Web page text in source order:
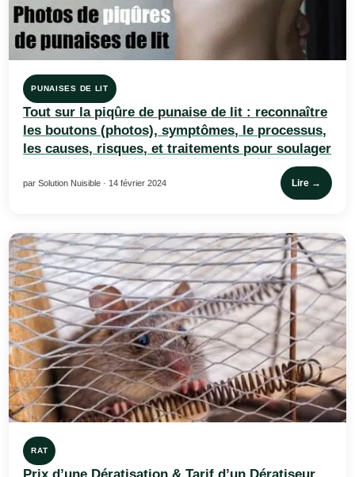
PUNAISES DE LIT
Tout sur la piqûre de punaise de lit : reconnaître
les boutons (photos), symptômes, le processus,
les causes, risques, et traitements pour soulager
par Solution Nuisible · 14 février 2024 Lire →
RAT